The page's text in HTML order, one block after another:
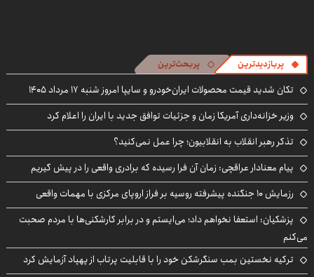
پربازدیدترین پربحث‌ترین
تکان شدید قیمت محصولات ایران‌خودرو و سایپا امروز شنبه ۱۷ مرداد ۱۴۰۵
وزیر خزانه‌داری آمریکا زمان و جزئیات توافق جدید با ایران را اعلام کرد
تذکر رهبر انقلاب به انقلابیون؛ چرا عمل نمی‌کنید؟
پیام معنادار عراقچی: زمان آن فرا رسیده که برادری واقعی را در پیش گیریم
رزمایش ۱۰ جنگنده پیشرفته روسیه بر فراز اروپای مرکزی با مهمات واقعی
پزشکیان: استعفا نخواهم داد؛ می‌ایستم و در برابر کارشکنی‌ها با مردم صحبت
می‌کنم
ترکیه نخستین بمب سنگرشکن خود را با قابلیت پرتاب از پهپاد آزمایش کرد